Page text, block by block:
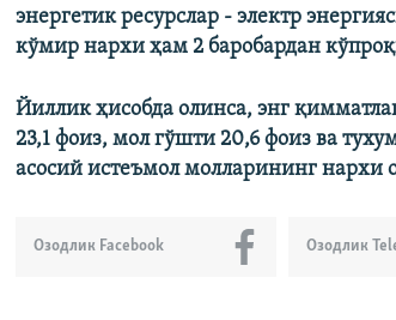
энергетик ресурслар - электр
кўмир нархи ҳам 2 баробардан
Йиллик ҳисобда олинса, энг
23,1 фоиз, мол гўшти 20,6 фоиз ва
асосий истеъмол молларининг
Озодлик
Озодлик Facebook